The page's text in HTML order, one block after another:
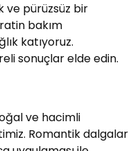
ve pürüzsüz bir
bakım
katıyoruz.
sonuçlar elde edin.
ve hacimli
Romantik dalgalar